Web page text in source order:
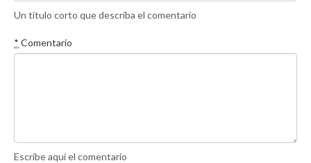
Un título corto que describa el comentario
* Comentario
Escribe aquí el comentario